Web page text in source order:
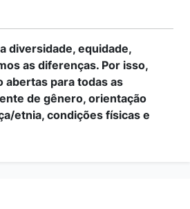
diversidade, equidade,
as diferenças. Por isso,
abertas para todas as
de gênero, orientação
etnia, condições físicas e